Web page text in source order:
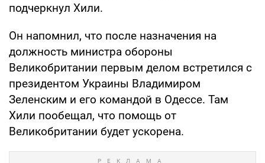
подчеркнул Хили.
Он напомнил, что после назначения на
должность министра обороны
Великобритании первым делом встретился с
президентом Украины Владимиром
Зеленским и его командой в Одессе. Там
Хили пообещал, что помощь от
Великобритании будет ускорена.